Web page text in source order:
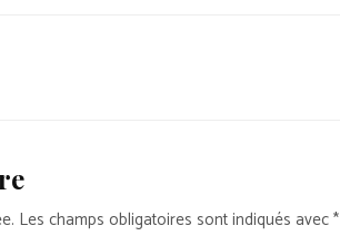
Les champs obligatoires sont indiqués avec*